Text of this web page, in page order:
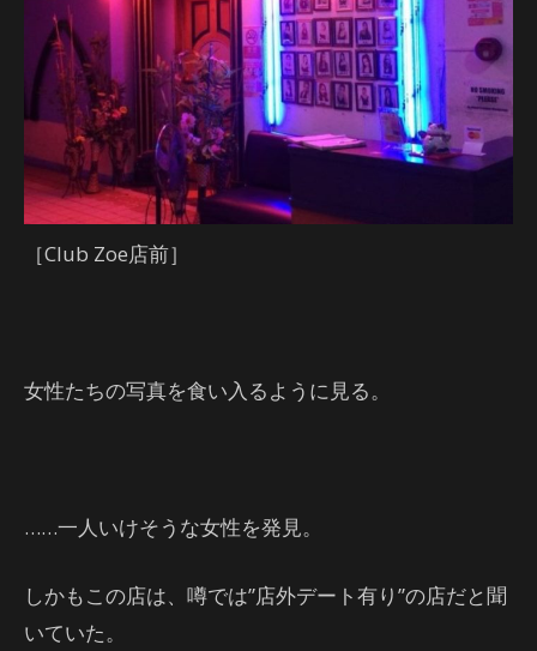
［Club Zoe店前］
女性たちの写真を食い入るように見る。
……一人いけそうな女性を発見。
しかもこの店は、噂では”店外デート有り”の店だと聞
いていた。